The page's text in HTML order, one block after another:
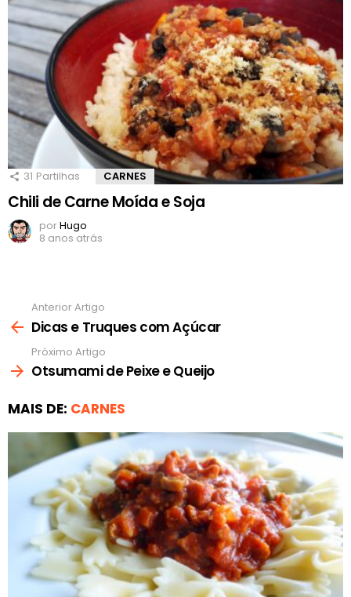
31 Partilhas CARNES
Chili de Carne Moída e Soja
porHugo
8 anos atrás
mais
Anterior Artigo
Dicas e Truques com Açúcar
Próximo Artigo
Otsumami de Peixe e Queijo
MAIS DE: CARNES